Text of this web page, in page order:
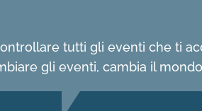
tutti gli eventi che ti
gli eventi, cambia il